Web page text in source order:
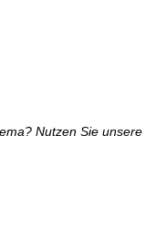
Nutzen Sie unsere